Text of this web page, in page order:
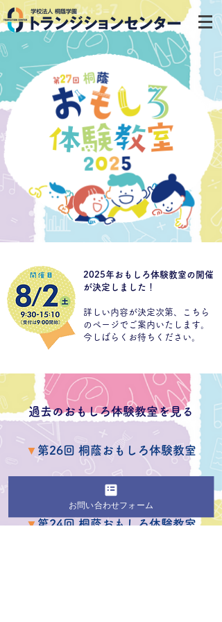
2025年おもしろ体験教室の開催
が決定しました！
詳しい内容が決定次第、こちら
のページでご案内いたします。
今しばらくお待ちください。
​過去のおもしろ体験教室を見る
▼ 第26回 桐蔭おもしろ体験教室
第25回 桐蔭おもしろ体験教室
▼第24回 桐蔭おもしろ体験教室
お問い合わせフォーム